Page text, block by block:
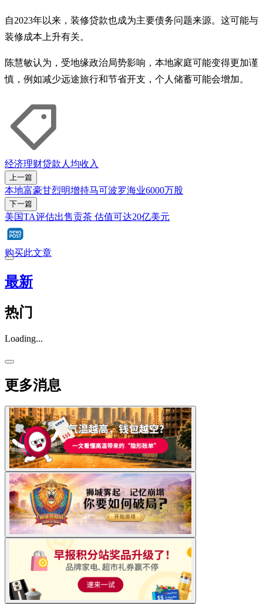
自2023年以来，装修贷款也成为主要债务问题来源。这可能与
装修成本上升有关。
陈慧敏认为，受地缘政治局势影响，本地家庭可能变得更加谨
慎，例如减少远途旅行和节省开支，个人储蓄可能会增加。
经济理财贷款 人均收入
上一篇
本地富豪甘烈明增持马可波罗海业6000万股
下一篇
美国TA评估出售贡茶 估值可达20亿美元
购买此文章
最新
热门
Loading...
更多消息